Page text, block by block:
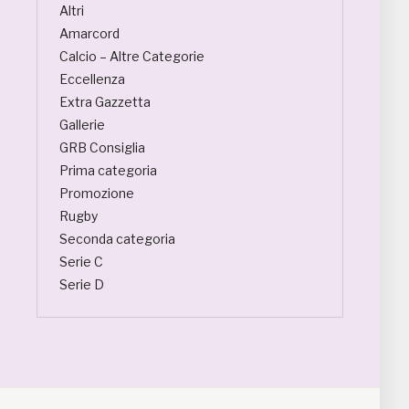
Altri
Amarcord
Calcio – Altre Categorie
Eccellenza
Extra Gazzetta
Gallerie
GRB Consiglia
Prima categoria
Promozione
Rugby
Seconda categoria
Serie C
Serie D